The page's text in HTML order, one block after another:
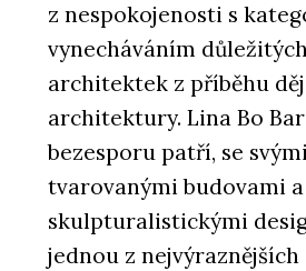
z nespokojenosti s
vynecháváním
architektek z příběhu
architektury. Lina Bo
bezesporu patří, se
tvarovanými budovami a
skulpturalistickými
jednou z nejvýraznějších